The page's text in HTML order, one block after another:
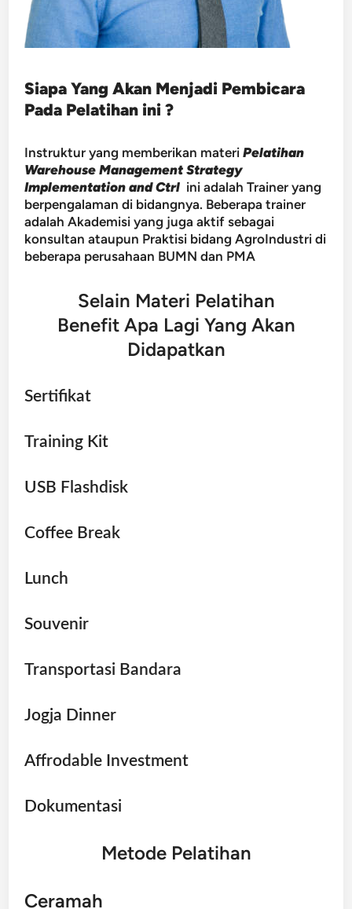
Siapa Yang Akan Menjadi Pembicara
Pada Pelatihan ini ?
Instruktur yang memberikan materiPelatihan
Warehouse Management Strategy
Implementation and Ctrl ini adalah Trainer yang
berpengalaman di bidangnya. Beberapa trainer
adalah Akademisi yang juga aktif sebagai
konsultan ataupun Praktisi bidang AgroIndustri di
beberapa perusahaan BUMN dan PMA
Selain Materi Pelatihan
Benefit Apa Lagi Yang Akan
Didapatkan
Sertifikat
Training Kit
USB Flashdisk
Coffee Break
Lunch
Souvenir
Transportasi Bandara
Jogja Dinner
Affrodable Investment
Dokumentasi
Metode Pelatihan
Ceramah